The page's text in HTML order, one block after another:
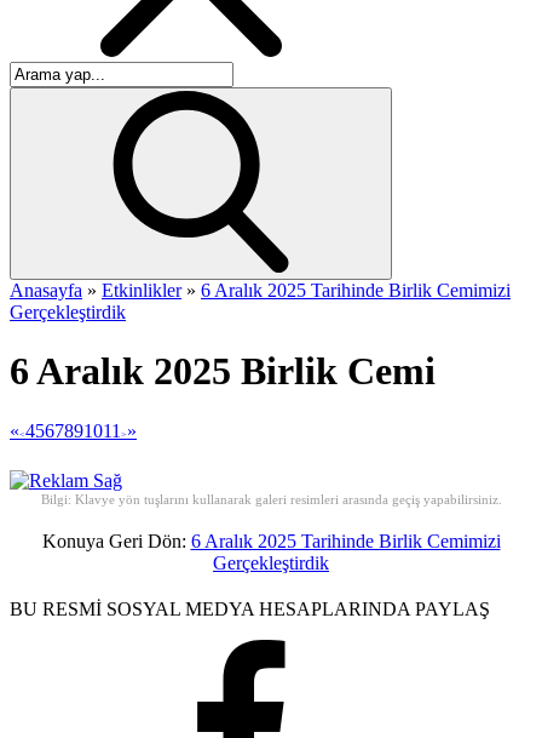
Anasayfa » Etkinlikler » 6 Aralık 2025 Tarihinde Birlik Cemimizi
Gerçekleştirdik
6 Aralık 2025 Birlik Cemi
«<4567891011 > »
Bilgi: Klavye yön tuşlarını kullanarak galeri resimleri arasında geçiş yapabilirsiniz.
Konuya Geri Dön: 6 Aralık 2025 Tarihinde Birlik Cemimizi
Gerçekleştirdik
BU RESMİ SOSYAL MEDYA HESAPLARINDA PAYLAŞ